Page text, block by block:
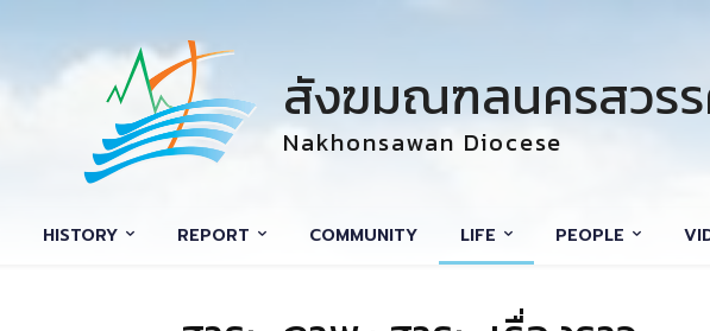
สังฆมณฑลนครสวร
Nakhonsawan Diocese
HISTORY REPORT COMMUNITY LIFE PEOPLE